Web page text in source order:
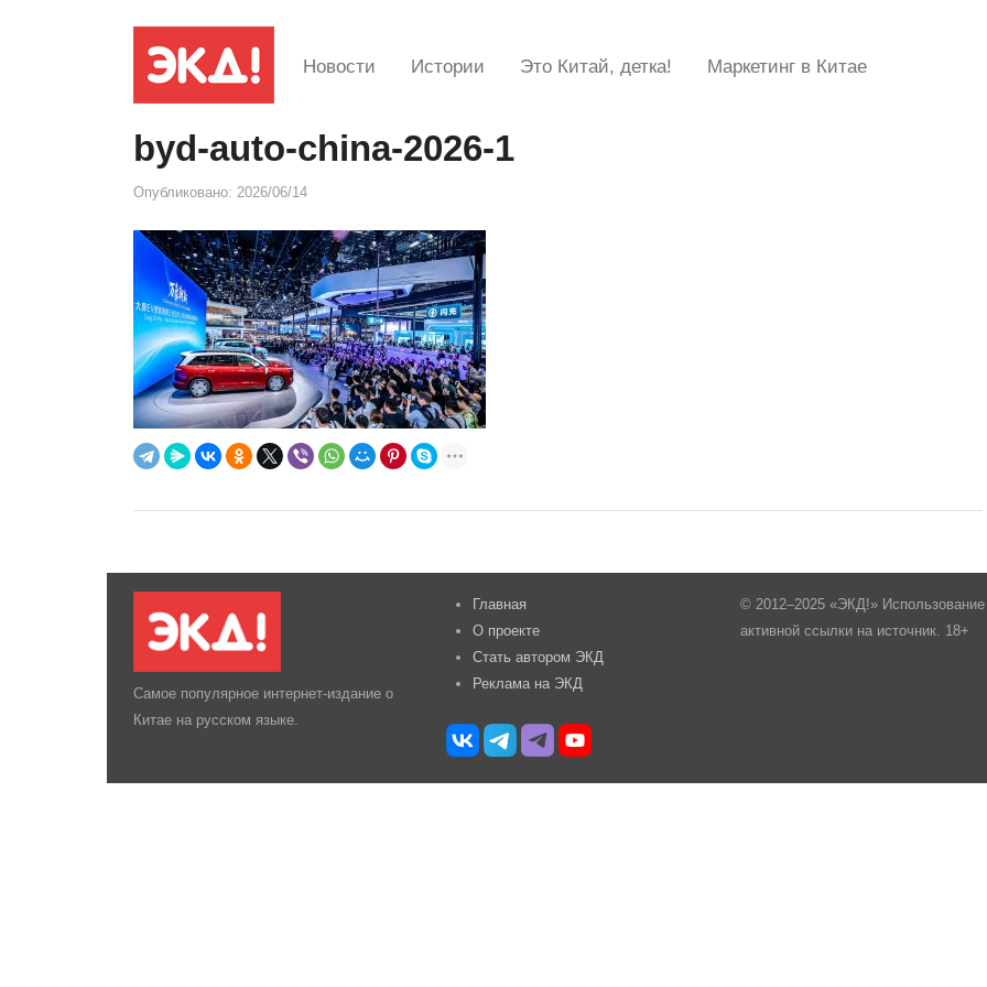
Новости Истории Это Китай, детка! Маркетинг в Китае
byd-auto-china-2026-1
Опубликовано: 2026/06/14
Самое популярное интернет-издание о
Китае на русском языке.
Главная
О проекте
Стать автором ЭКД
Реклама на ЭКД
© 2012–2025 «ЭКД!»
активной ссылки на источник. 18+